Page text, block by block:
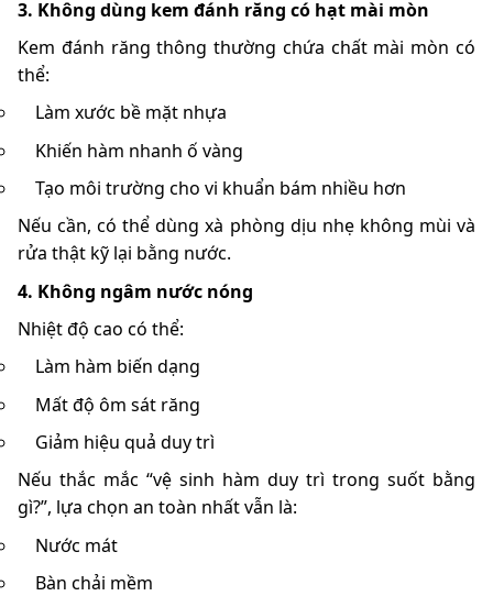
3. Không dùng kem đánh răng có hạt mài mòn
Kem đánh răng thông thường chứa chất mài mòn có
thể:
Làm xước bề mặt nhựa
Khiến hàm nhanh ố vàng
Tạo môi trường cho vi khuẩn bám nhiều hơn
Nếu cần, có thể dùng xà phòng dịu nhẹ không mùi và
rửa thật kỹ lại bằng nước.
4. Không ngâm nước nóng
Nhiệt độ cao có thể:
Làm hàm biến dạng
Mất độ ôm sát răng
Giảm hiệu quả duy trì
Nếu thắc mắc “vệ sinh hàm duy trì trong suốt bằng
gì?”, lựa chọn an toàn nhất vẫn là:
Nước mát
Bàn chải mềm